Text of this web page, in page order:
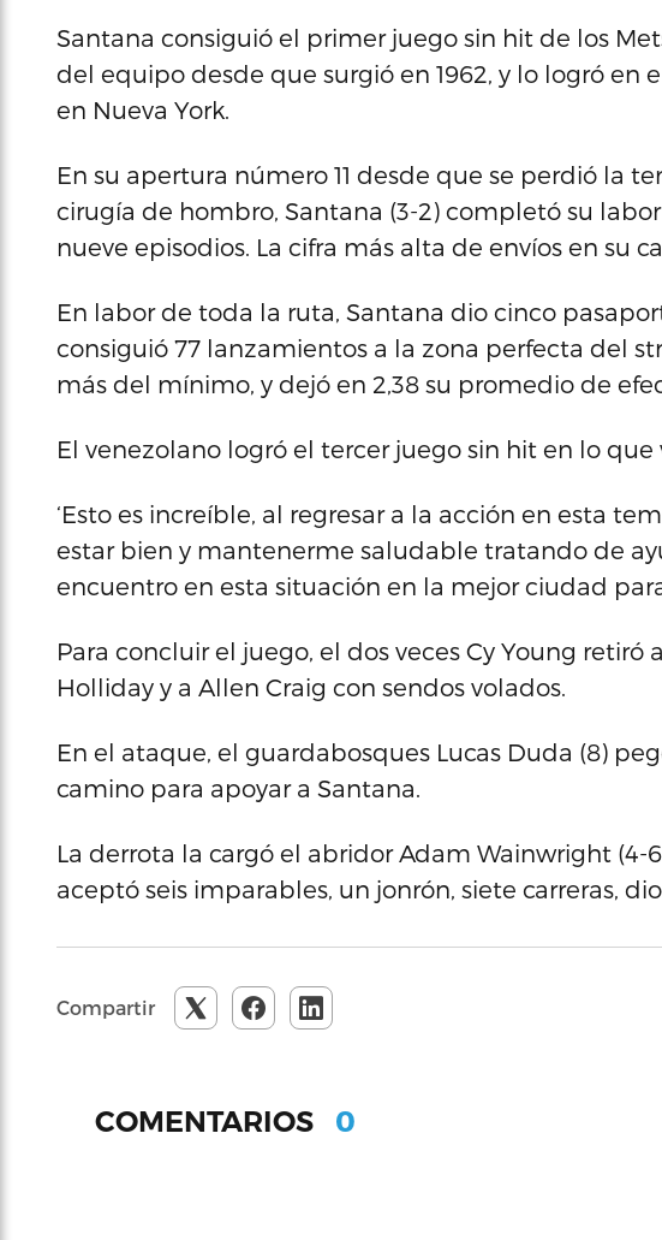
Santana consiguió el primer juego sin hit de los
del equipo desde que surgió en 1962, y lo logró en
en Nueva York.
En su apertura número 11 desde que se perdió la
cirugía de hombro, Santana (3-2) completó su
nueve episodios. La cifra más alta de envíos en su
En labor de toda la ruta, Santana dio cinco
consiguió 77 lanzamientos a la zona perfecta del
más del mínimo, y dejó en 2,38 su promedio de
El venezolano logró el tercer juego sin hit en lo
‘Esto es increíble, al regresar a la acción en esta
estar bien y mantenerme saludable tratando de
encuentro en esta situación en la mejor ciudad
Para concluir el juego, el dos veces Cy Young
Holliday y a Allen Craig con sendos volados.
En el ataque, el guardabosques Lucas Duda (8)
camino para apoyar a Santana.
La derrota la cargó el abridor Adam Wainwright (4-
aceptó seis imparables, un jonrón, siete carreras,
Compartir
COMENTARIOS 0